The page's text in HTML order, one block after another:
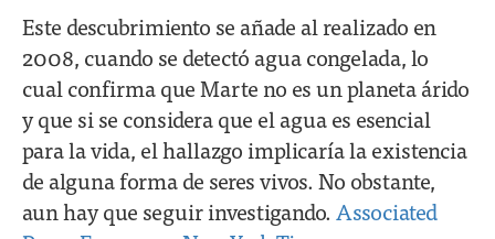
Este descubrimiento se añade al realizado en
2008, cuando se detectó agua congelada, lo
cual confirma que Marte no es un planeta árido
y que si se considera que el agua es esencial
para la vida, el hallazgo implicaría la existencia
de alguna forma de seres vivos. No obstante,
aun hay que seguir investigando. Associated